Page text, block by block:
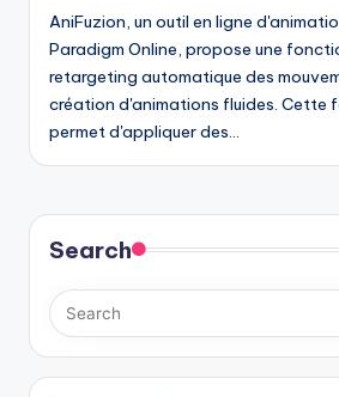
AniFuzion, un outil en ligne
Paradigm Online, propose une
retargeting automatique des
création d'animations fluides. Cette
permet d'appliquer des…
Search